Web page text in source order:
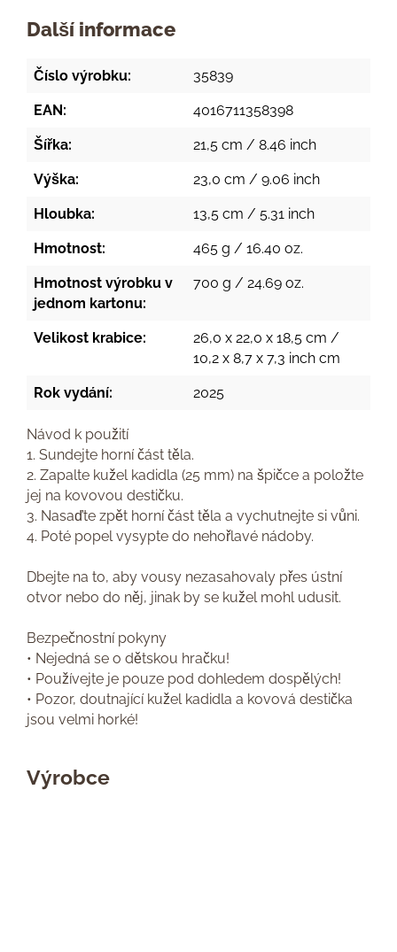
Další informace
Číslo výrobku: 35839
EAN: 4016711358398
Šířka: 21,5 cm / 8.46 inch
Výška: 23,0 cm / 9.06 inch
Hloubka: 13,5 cm / 5.31 inch
Hmotnost: 465 g / 16.40 oz.
Hmotnost výrobku v
jednom kartonu:
700 g / 24.69 oz.
Velikost krabice:
26,0 x 22,0 x 18,5 cm /
10,2 x 8,7 x 7,3 inch cm
Rok vydání: 2025
Návod k použití
1. Sundejte horní část těla.
2. Zapalte kužel kadidla (25 mm) na špičce a položte
jej na kovovou destičku.
3. Nasaďte zpět horní část těla a vychutnejte si vůni.
4. Poté popel vysypte do nehořlavé nádoby.
Dbejte na to, aby vousy nezasahovaly přes ústní
otvor nebo do něj, jinak by se kužel mohl udusit.
Bezpečnostní pokyny
• Nejedná se o dětskou hračku!
• Používejte je pouze pod dohledem dospělých!
• Pozor, doutnající kužel kadidla a kovová destička
jsou velmi horké!
Výrobce